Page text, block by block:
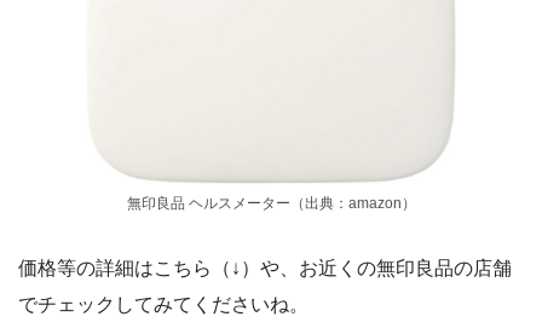
無印良品 ヘルスメーター（出典：amazon）
価格等の詳細はこちら（↓）や、お近くの無印良品の店舗
でチェックしてみてくださいね。